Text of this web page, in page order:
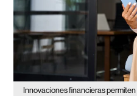
Innovaciones financieras